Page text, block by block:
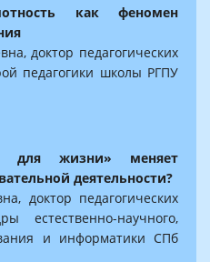
как феномен
доктор педагогических
педагогики школы РГПУ
для жизни» меняет
деятельности?
доктор педагогических
естественно-научного,
и информатики СПб